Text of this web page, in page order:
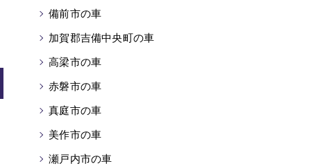
備前市の車
加賀郡吉備中央町の車
高梁市の車
赤磐市の車
真庭市の車
美作市の車
瀬戸内市の車